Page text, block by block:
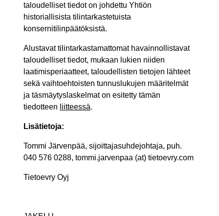
taloudelliset tiedot on johdettu Yhtiön
historiallisista tilintarkastetuista
konsernitilinpäätöksistä.
Alustavat tilintarkastamattomat havainnollistavat
taloudelliset tiedot, mukaan lukien niiden
laatimisperiaatteet, taloudellisten tietojen lähteet
sekä vaihtoehtoisten tunnuslukujen määritelmät
ja täsmäytyslaskelmat on esitetty tämän
tiedotteen liitteessä.
Lisätietoja:
Tommi Järvenpää, sijoittajasuhdejohtaja, puh.
040 576 0288, tommi.jarvenpaa (at) tietoevry.com
Tietoevry Oyj